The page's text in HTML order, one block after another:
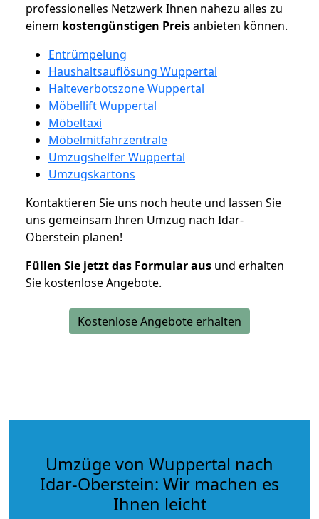
professionelles Netzwerk Ihnen nahezu alles zu
einem kostengünstigen Preisanbieten können.
Entrümpelung
Haushaltsauflösung Wuppertal
Halteverbotszone Wuppertal
Möbellift Wuppertal
Möbeltaxi
Möbelmitfahrzentrale
Umzugshelfer Wuppertal
Umzugskartons
Kontaktieren Sie uns noch heute und lassen Sie
uns gemeinsam Ihren Umzug nach Idar-
Oberstein planen!
Füllen Sie jetzt das Formular aus und erhalten
Sie kostenlose Angebote.
Kostenlose Angebote erhalten
Umzüge von Wuppertal nach
Idar-Oberstein: Wir machen es
Ihnen leicht